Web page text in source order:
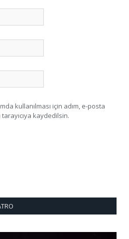
kullanılması için adım, e-posta
kaydedilsin.